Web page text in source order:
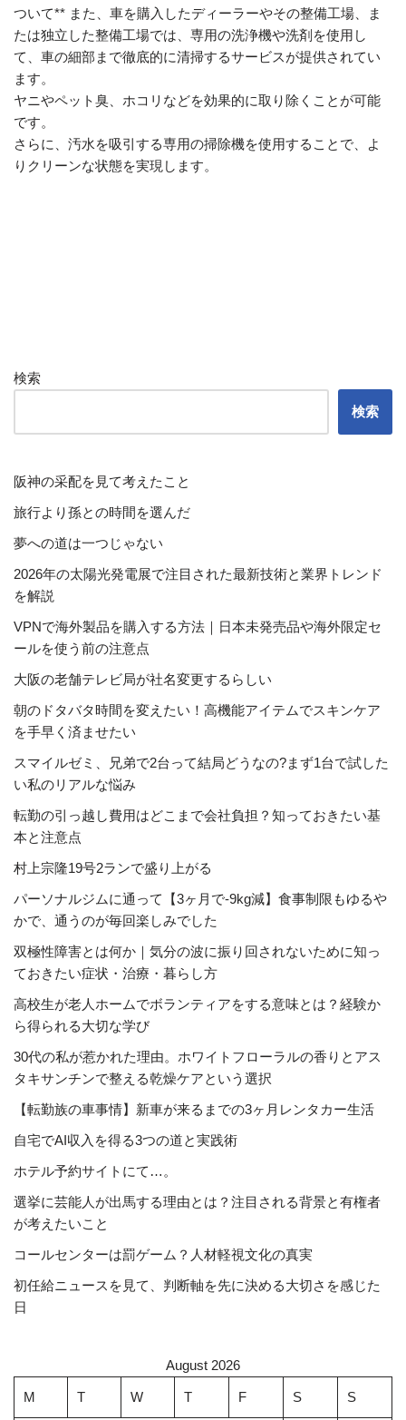
ついて** また、車を購入したディーラーやその整備工場、ま
たは独立した整備工場では、専用の洗浄機や洗剤を使用し
て、車の細部まで徹底的に清掃するサービスが提供されてい
ます。
ヤニやペット臭、ホコリなどを効果的に取り除くことが可能
です。
さらに、汚水を吸引する専用の掃除機を使用することで、よ
りクリーンな状態を実現します。
検索
検索
阪神の采配を見て考えたこと
旅行より孫との時間を選んだ
夢への道は一つじゃない
2026年の太陽光発電展で注目された最新技術と業界トレンド
を解説
VPNで海外製品を購入する方法｜日本未発売品や海外限定セ
ールを使う前の注意点
大阪の老舗テレビ局が社名変更するらしい
朝のドタバタ時間を変えたい！高機能アイテムでスキンケア
を手早く済ませたい
スマイルゼミ、兄弟で2台って結局どうなの?まず1台で試した
い私のリアルな悩み
転勤の引っ越し費用はどこまで会社負担？知っておきたい基
本と注意点
村上宗隆19号2ランで盛り上がる
パーソナルジムに通って【3ヶ月で-9kg減】食事制限もゆるや
かで、通うのが毎回楽しみでした
双極性障害とは何か｜気分の波に振り回されないために知っ
ておきたい症状・治療・暮らし方
高校生が老人ホームでボランティアをする意味とは？経験か
ら得られる大切な学び
30代の私が惹かれた理由。ホワイトフローラルの香りとアス
タキサンチンで整える乾燥ケアという選択
【転勤族の車事情】新車が来るまでの3ヶ月レンタカー生活
自宅でAI収入を得る3つの道と実践術
ホテル予約サイトにて…。
選挙に芸能人が出馬する理由とは？注目される背景と有権者
が考えたいこと
コールセンターは罰ゲーム？人材軽視文化の真実
初任給ニュースを見て、判断軸を先に決める大切さを感じた
日
August 2026
M T W T F S S